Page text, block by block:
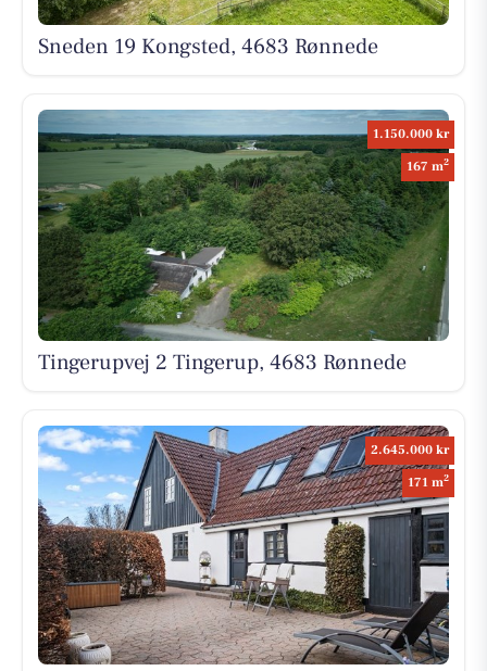
Sneden 19 Kongsted, 4683 Rønnede
1.150.000 kr
167 m2
Tingerupvej 2 Tingerup, 4683 Rønnede
2.645.000 kr
171 m2